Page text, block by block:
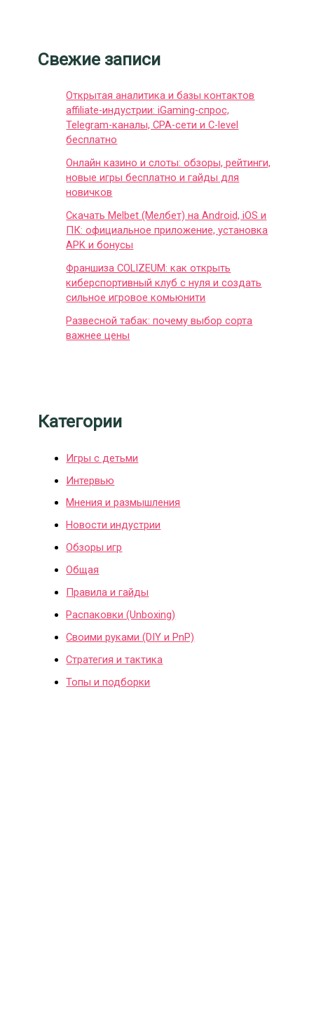
Свежие записи
Открытая аналитика и базы контактов
affiliate-индустрии: iGaming-спрос,
Telegram-каналы, CPA-сети и C-level
бесплатно
Онлайн казино и слоты: обзоры, рейтинги,
новые игры бесплатно и гайды для
новичков
Скачать Melbet (Мелбет) на Android, iOS и
ПК: официальное приложение, установка
APK и бонусы
Франшиза COLIZEUM: как открыть
киберспортивный клуб с нуля и создать
сильное игровое комьюнити
Развесной табак: почему выбор сорта
важнее цены
Категории
Игры с детьми
Интервью
Мнения и размышления
Новости индустрии
Обзоры игр
Общая
Правила и гайды
Распаковки (Unboxing)
Своими руками (DIY и PnP)
Стратегия и тактика
Топы и подборки